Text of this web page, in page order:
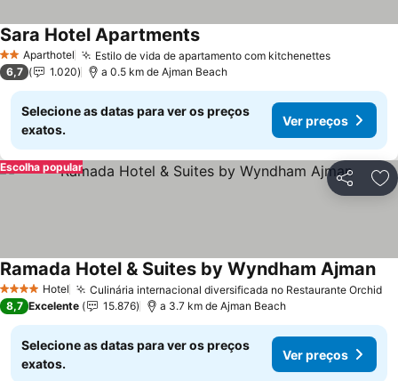
2 EstrelasAparthotel Estilo de vida de apartamento com kitchenettes
Sara Hotel Apartments
6,7 1.020 a 0.5 km de Ajman Beach
Selecione as datas para ver os preços
exatos.
Ver preços
Partilhar
Escolha popular
4 EstrelasHotel Culinária internacional diversificada no Restaurante Orchid
Ramada Hotel & Suites by Wyndham Ajman
8,7 Excelente 15.876 a 3.7 km de Ajman Beach
Selecione as datas para ver os preços
exatos.
Ver preços